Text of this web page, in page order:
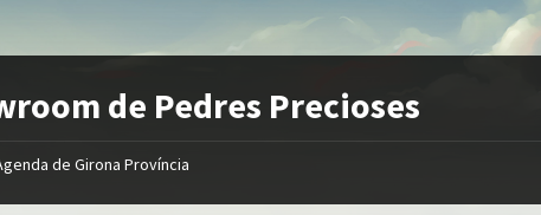
de Pedres Precioses
de Girona Província